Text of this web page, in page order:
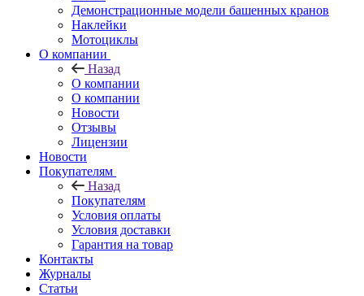
Демонстрационные модели башенных кранов
Наклейки
Мотоциклы
О компании
Назад
О компании
О компании
Новости
Отзывы
Лицензии
Новости
Покупателям
Назад
Покупателям
Условия оплаты
Условия доставки
Гарантия на товар
Контакты
Журналы
Статьи